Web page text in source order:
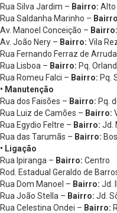
Rua Silva Jardim – Bairro: Alto
Rua Saldanha Marinho –
Av. Manoel Conceição – Bairro:
Av. João Nery – Bairro: Vila
Rua Fernando Ferraz de
Rua Lisboa – Bairro: Pq.
Rua Romeu Falci – Bairro: Pq.
• Manutenção
Rua dos Faisões – Bairro: Pq.
Rua Luiz de Camões – Bairro:
Rua Egydio Feltre – Bairro: Jd.
Rua das Tarumãs – Bairro:
• Ligação
Rua Ipiranga – Bairro: Centro
Rod. Estadual Geraldo de
Rua Dom Manoel – Bairro: Jd.
Rua João Stella – Bairro: Jd.
Rua Celestina Ondei – Bairro: